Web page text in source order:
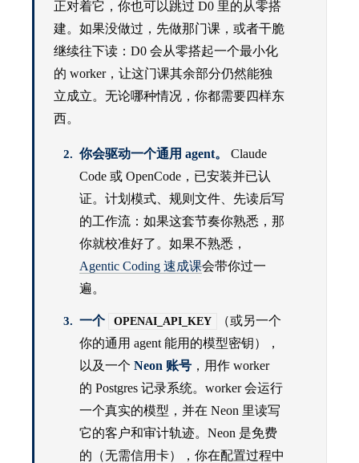
正对着它，你也可以跳过 D0 里的从零搭
建。如果没做过，先做那门课，或者干脆
继续往下读：D0 会从零搭起一个最小化
的 worker，让这门课其余部分仍然能独
立成立。无论哪种情况，你都需要四样东
西。
你会驱动一个通用 agent。
Claude
Code 或 OpenCode，已安装并已认
证。计划模式、规则文件、先读后写
的工作流：如果这套节奏你熟悉，那
你就校准好了。如果不熟悉，
Agentic Coding 速成课会带你过一
遍。
一个 OPENAI_API_KEY
（或另一个
你的通用 agent 能用的模型密钥），
以及一个 Neon 账号 ，用作 worker
的 Postgres 记录系统。worker 会运行
一个真实的模型，并在 Neon 里读写
它的客户和审计轨迹。Neon 是免费
的（无需信用卡），你在配置过程中